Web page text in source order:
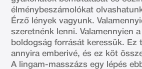
élménybeszámolókat
Érző lények vagyunk.
szeretnénk lenni. Valamennyien
boldogság forrását keressük. Ez
annyira emberivé, és ez köt
A lingam-masszázs egy lépés